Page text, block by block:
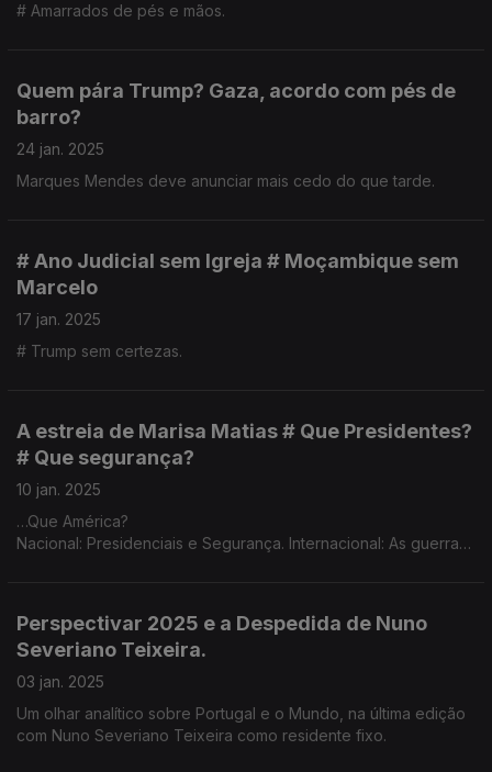
# Amarrados de pés e mãos.
Quem pára Trump? Gaza, acordo com pés de
barro?
24 jan. 2025
Marques Mendes deve anunciar mais cedo do que tarde.
# Ano Judicial sem Igreja # Moçambique sem
Marcelo
17 jan. 2025
# Trump sem certezas.
A estreia de Marisa Matias # Que Presidentes?
# Que segurança?
10 jan. 2025
…Que América?
Nacional: Presidenciais e Segurança. Internacional: As guerras
Perspectivar 2025 e a Despedida de Nuno
Severiano Teixeira.
03 jan. 2025
Um olhar analítico sobre Portugal e o Mundo, na última edição
com Nuno Severiano Teixeira como residente fixo.